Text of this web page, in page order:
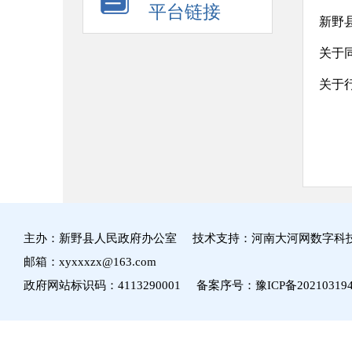
平台链接
新野
关于
关于
主办：新野县人民政府办公室 技术支持：河南大河网数字科
邮箱：xyxxxzx@163.com
政府网站标识码：4113290001 备案序号： 豫ICP备